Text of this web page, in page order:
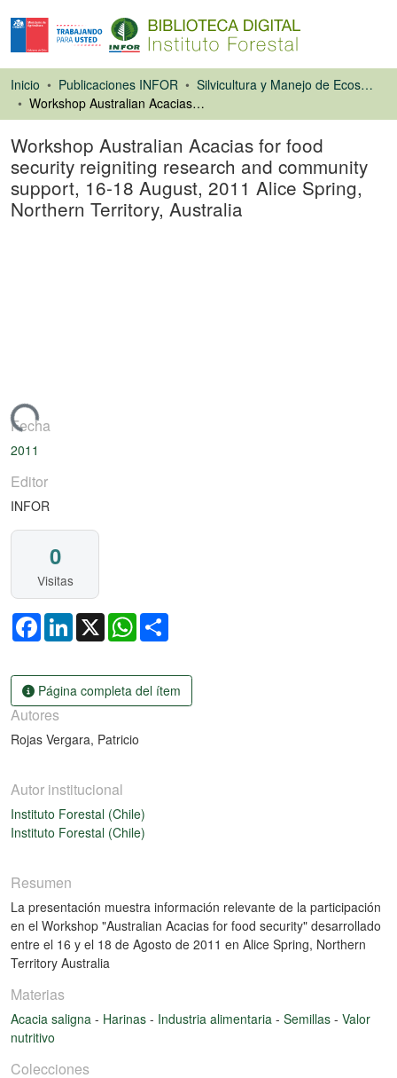
Inicio Publicaciones INFOR
Silvicultura y Manejo de Ecosistemas Forestales Nativos y Exóticos
Workshop Australian Acacias for food security reigniting research and community support, 16-18 August, 2011 Alice Spring, Northern Territory, Australia
Workshop Australian Acacias for food
security reigniting research and community
support, 16-18 August, 2011 Alice Spring,
Northern Territory, Australia
Fecha
2011
Editor
INFOR
0
Visitas
FacebookLinkedIn
X WhatsApp
Página completa del ítem
Autores
Rojas Vergara, Patricio
Autor institucional
Instituto Forestal (Chile)
Instituto Forestal (Chile)
Resumen
La presentación muestra información relevante de la participación
en el Workshop "Australian Acacias for food security" desarrollado
entre el 16 y el 18 de Agosto de 2011 en Alice Spring, Northern
Territory Australia
Materias
Acacia saligna - Harinas - Industria alimentaria - Semillas - Valor
nutritivo
Colecciones